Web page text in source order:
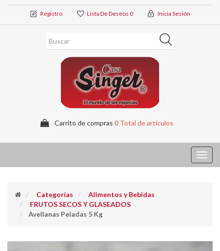
Registro Lista De Deseos 0 Inicia Sesión
Carrito de compras 0 Total de artículos
Categorías
Alimentos y Bebidas
FRUTOS SECOS Y GLASEADOS
Avellanas Peladas 5 Kg